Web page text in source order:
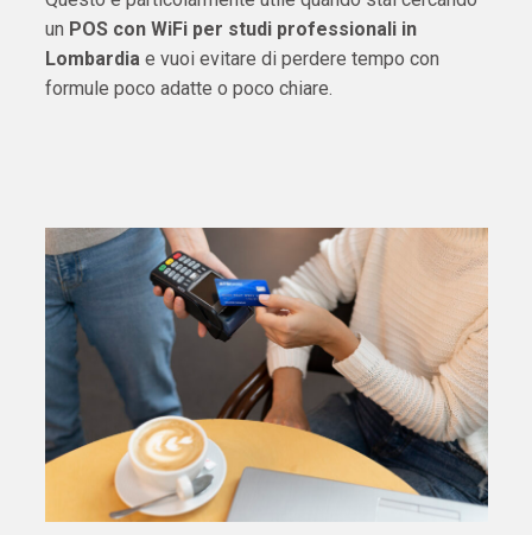
un POS con WiFi per studi professionali in
Lombardiae vuoi evitare di perdere tempo con
formule poco adatte o poco chiare.